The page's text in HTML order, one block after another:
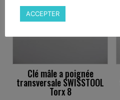
Clé mâle a poignée
transversale SWISSTOOL
Torx 8
ACCEPTER